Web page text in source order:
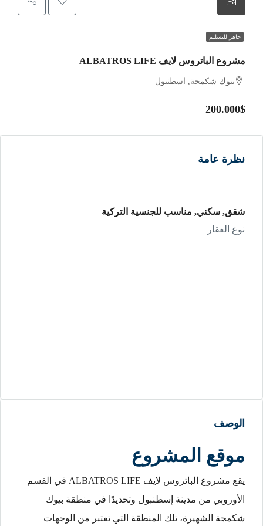
جاهز للتسليم
مشروع الباتروس لايف ALBATROS LIFE
بيوك شكمجة, اسطنبول
200.000$
نظرة عامة
شقق, سكني, مناسب للجنسية التركية
نوع العقار
الوصف
موقع المشروع
يقع مشروع الباتروس لايف ALBATROS LIFE في القسم
الأوروبي من مدينة إسطنبول وتحديدًا في منطقة بيوك
شكمجة الشهيرة، تلك المنطقة التي تعتبر من الوجهات